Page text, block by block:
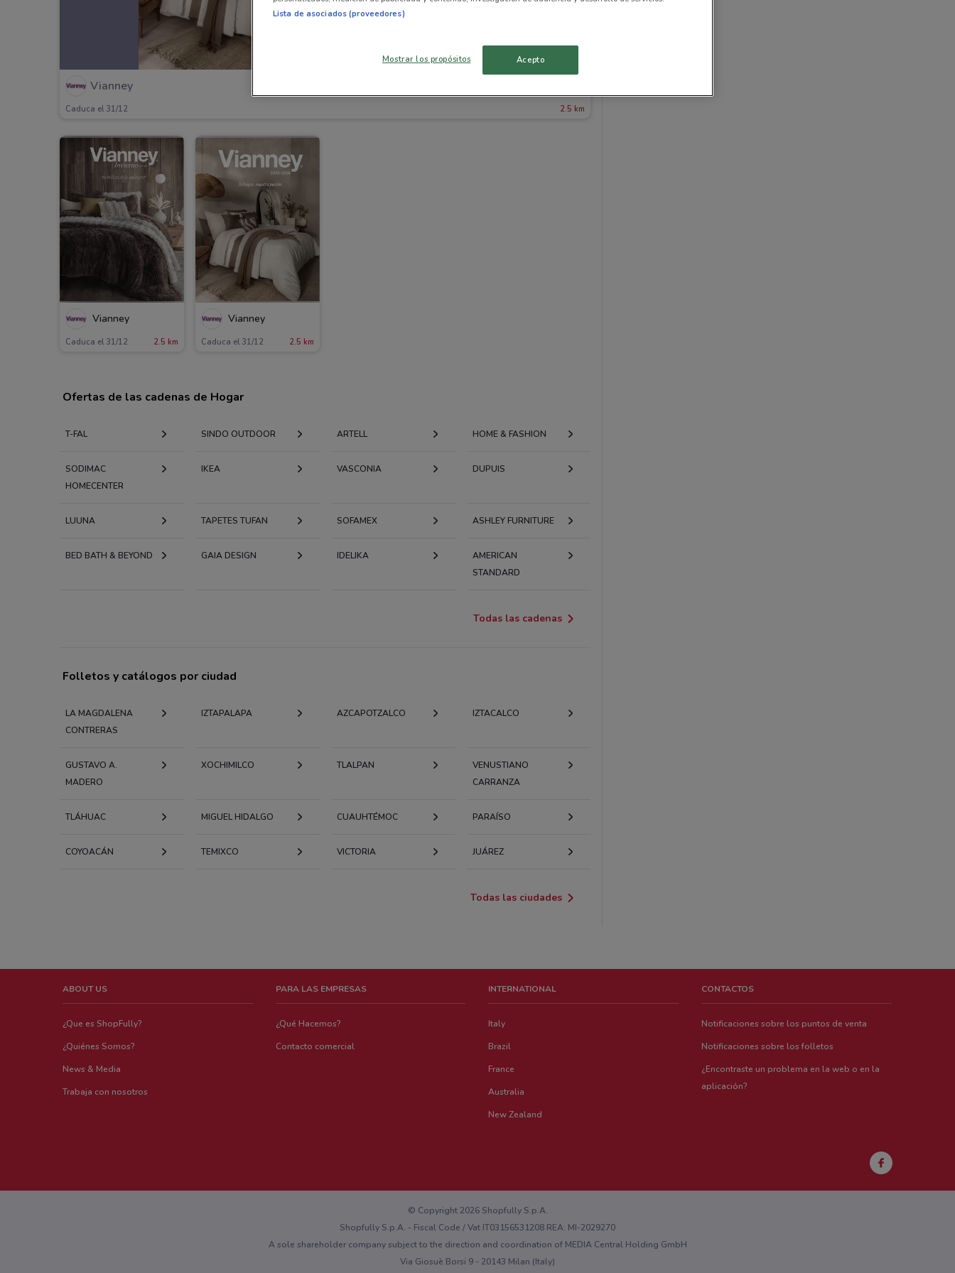
Vianney
Caduca el 31/12 2.5 km
Vianney
Caduca el 31/12 2.5 km
Vianney
Caduca el 31/12 2.5 km
Ofertas de las cadenas de Hogar
T-FAL SINDO OUTDOOR ARTELL HOME & FASHION
SODIMAC
HOMECENTER
IKEA VASCONIA DUPUIS
LUUNA TAPETES TUFAN SOFAMEX ASHLEY FURNITURE
BED BATH & BEYOND GAIA DESIGN IDELIKA
AMERICAN
STANDARD
Todas las cadenas
Folletos y catálogos por ciudad
LA MAGDALENA
CONTRERAS
IZTAPALAPA AZCAPOTZALCO IZTACALCO
GUSTAVO A.
MADERO
XOCHIMILCO TLALPAN
VENUSTIANO
CARRANZA
TLÁHUAC MIGUEL HIDALGO CUAUHTÉMOC PARAÍSO
COYOACÁN TEMIXCO VICTORIA JUÁREZ
Todas las ciudades
ABOUT US
¿Que es ShopFully?
¿Quiénes Somos?
News & Media
Trabaja con nosotros
PARA LAS EMPRESAS
¿Qué Hacemos?
Contacto comercial
INTERNATIONAL
Italy
Brazil
France
Australia
New Zealand
CONTACTOS
Notificaciones sobre los puntos de venta
Notificaciones sobre los folletos
¿Encontraste un problema en la web o en la
aplicación?
© Copyright 2026 Shopfully S.p.A.
Shopfully S.p.A. - Fiscal Code / Vat IT03156531208 REA: MI-2029270
A sole shareholder company subject to the direction and coordination of MEDIA Central Holding GmbH
Via Giosuè Borsi 9 - 20143 Milan (Italy)
Lista de asociados (proveedores)
Mostrar los propósitos Acepto